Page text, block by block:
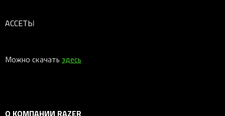
АССЕТЫ
Можно скачать здесь
О КОМПАНИИ RAZER